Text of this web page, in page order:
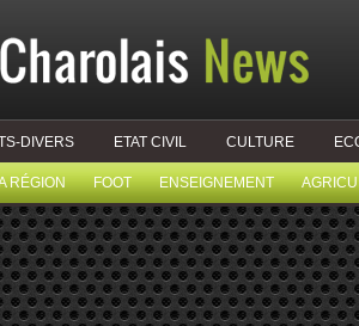
DIVERS ETAT CIVIL CULTURE
RÉGION FOOT ENSEIGNEMENT